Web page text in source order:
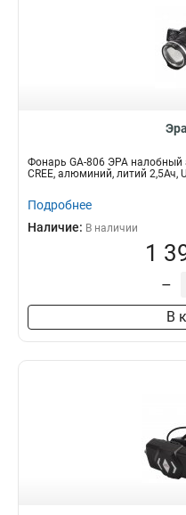
Фонарь GA-806 ЭРА налобный
CREE, алюминий, литий 2,5Ач,
Подробнее
Наличие: В наличии
1
–
В